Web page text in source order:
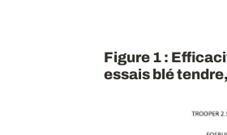
Figure 1 :
essais blé